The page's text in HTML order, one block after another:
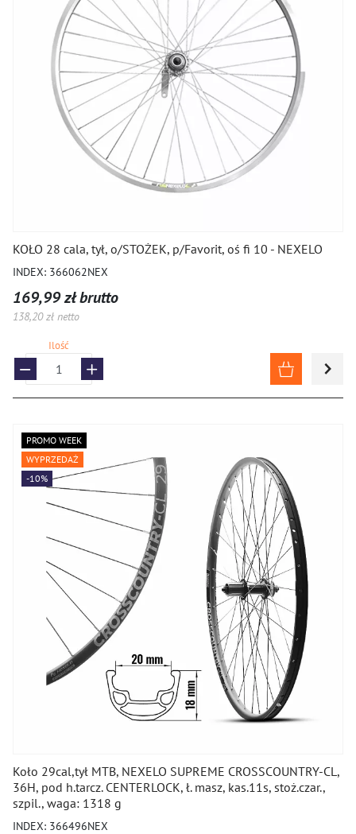
KOŁO 28 cala, tył, o/STOŻEK, p/Favorit, oś fi 10 - NEXELO
INDEX: 366062NEX
169,99 zł brutto
138,20 zł netto
Ilość
PROMO WEEK
WYPRZEDAŻ
-10%
Koło 29cal,tył MTB, NEXELO SUPREME CROSSCOUNTRY-CL,
36H, pod h.tarcz. CENTERLOCK, ł. masz, kas.11s, stoż.czar.,
szpil., waga: 1318 g
INDEX: 366496NEX